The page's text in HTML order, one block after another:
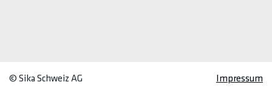
© Sika Schweiz AG Impressum